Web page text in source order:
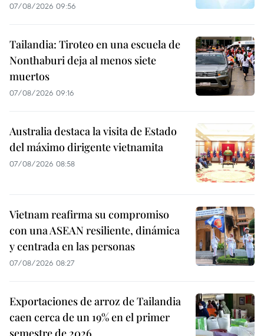
07/08/2026 09:56
Tailandia: Tiroteo en una escuela de
Nonthaburi deja al menos siete
muertos
07/08/2026 09:16
Australia destaca la visita de Estado
del máximo dirigente vietnamita
07/08/2026 08:58
Vietnam reafirma su compromiso
con una ASEAN resiliente, dinámica
y centrada en las personas
07/08/2026 08:27
Exportaciones de arroz de Tailandia
caen cerca de un 19% en el primer
semestre de 2026